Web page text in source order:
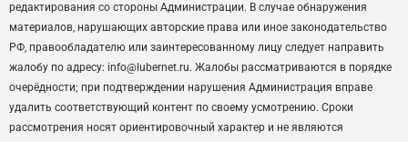
редактирования со стороны Администрации. В случае обнаружения
материалов, нарушающих авторские права или иное законодательство
РФ, правообладателю или заинтересованному лицу следует направить
жалобу по адресу: info@lubernet.ru. Жалобы рассматриваются в порядке
очерёдности; при подтверждении нарушения Администрация вправе
удалить соответствующий контент по своему усмотрению. Сроки
рассмотрения носят ориентировочный характер и не являются